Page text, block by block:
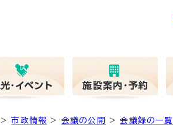
>市政情報 > 会議の公開 >会議録の一覧